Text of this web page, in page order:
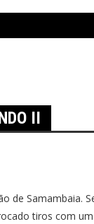
II
de Samambaia.
tiros com